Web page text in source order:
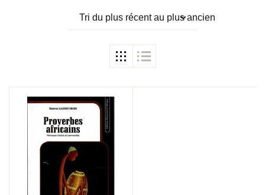
Tri du plus récent au plus ancien